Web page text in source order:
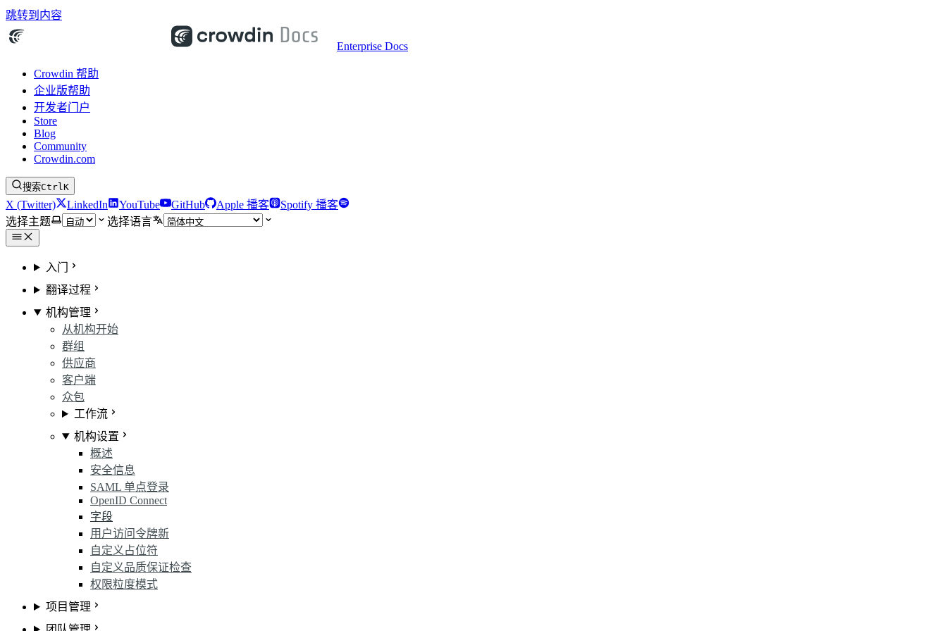
跳转到内容
Enterprise Docs
Crowdin 帮助
企业版帮助
开发者门户
Store
Blog
Community
Crowdin.com
搜索CtrlK
X (Twitter) LinkedIn YouTube GitHub Apple 播客
Spotify 播客
选择主题
选择语言
入门
翻译过程
机构管理
从机构开始
群组
供应商
客户端
众包
工作流
机构设置
概述
安全信息
SAML 单点登录
OpenID Connect
字段
用户访问令牌新
自定义占位符
自定义品质保证检查
权限粒度模式
项目管理